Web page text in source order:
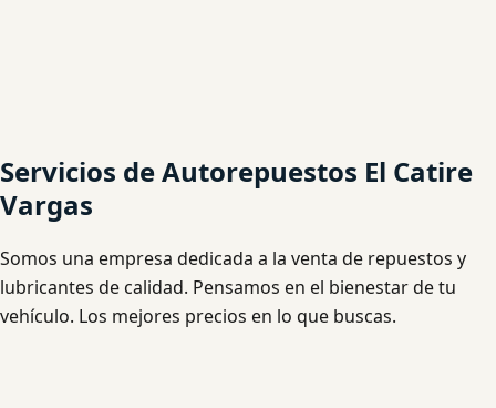
Servicios de Autorepuestos El Catire
Vargas
Somos una empresa dedicada a la venta de repuestos y
lubricantes de calidad. Pensamos en el bienestar de tu
vehículo. Los mejores precios en lo que buscas.